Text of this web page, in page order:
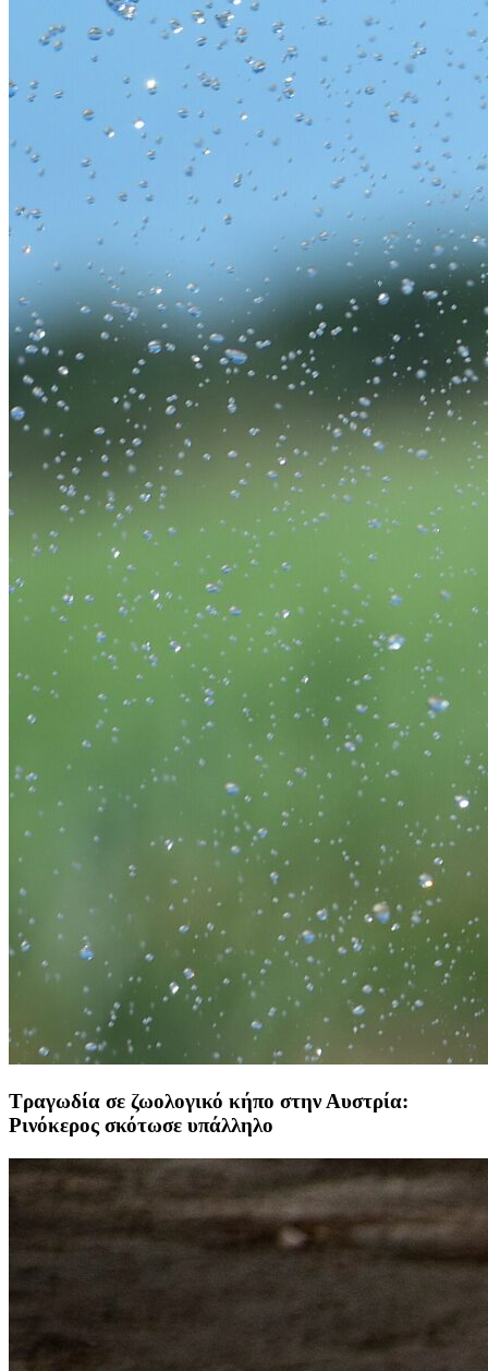
Τραγωδία σε ζωολογικό κήπο στην Αυστρία:
Ρινόκερος σκότωσε υπάλληλο